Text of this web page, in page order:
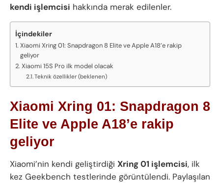
kendi işlemcisi hakkında merak edilenler.
İçindekiler
Xiaomi Xring 01: Snapdragon 8 Elite ve Apple A18’e rakip
geliyor
Xiaomi 15S Pro ilk model olacak
Teknik özellikler (beklenen)
Xiaomi Xring 01: Snapdragon 8
Elite ve Apple A18’e rakip
geliyor
Xiaomi’nin kendi geliştirdiği Xring 01 işlemcisi, ilk
kez Geekbench testlerinde görüntülendi. Paylaşılan